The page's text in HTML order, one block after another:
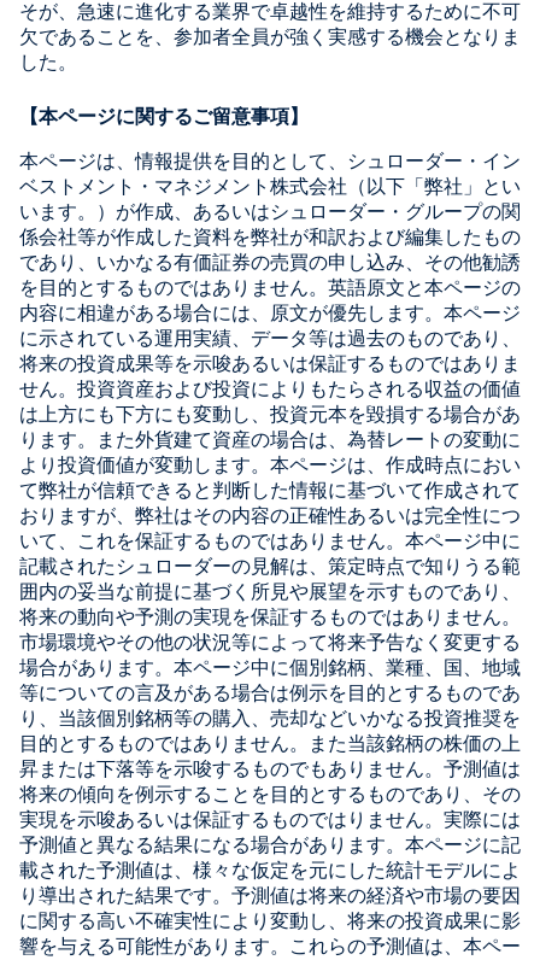
そが、急速に進化する業界で卓越性を維持するために不可
欠であることを、参加者全員が強く実感する機会となりま
した。
【本ページに関するご留意事項】
本ページは、情報提供を目的として、シュローダー・イン
ベストメント・マネジメント株式会社（以下「弊社」とい
います。）が作成、あるいはシュローダー・グループの関
係会社等が作成した資料を弊社が和訳および編集したもの
であり、いかなる有価証券の売買の申し込み、その他勧誘
を目的とするものではありません。英語原文と本ページの
内容に相違がある場合には、原文が優先します。本ページ
に示されている運用実績、データ等は過去のものであり、
将来の投資成果等を示唆あるいは保証するものではありま
せん。投資資産および投資によりもたらされる収益の価値
は上方にも下方にも変動し、投資元本を毀損する場合があ
ります。また外貨建て資産の場合は、為替レートの変動に
より投資価値が変動します。本ページは、作成時点におい
て弊社が信頼できると判断した情報に基づいて作成されて
おりますが、弊社はその内容の正確性あるいは完全性につ
いて、これを保証するものではありません。本ページ中に
記載されたシュローダーの見解は、策定時点で知りうる範
囲内の妥当な前提に基づく所見や展望を示すものであり、
将来の動向や予測の実現を保証するものではありません。
市場環境やその他の状況等によって将来予告なく変更する
場合があります。本ページ中に個別銘柄、業種、国、地域
等についての言及がある場合は例示を目的とするものであ
り、当該個別銘柄等の購入、売却などいかなる投資推奨を
目的とするものではありません。また当該銘柄の株価の上
昇または下落等を示唆するものでもありません。予測値は
将来の傾向を例示することを目的とするものであり、その
実現を示唆あるいは保証するものではりません。実際には
予測値と異なる結果になる場合があります。本ページに記
載された予測値は、様々な仮定を元にした統計モデルによ
り導出された結果です。予測値は将来の経済や市場の要因
に関する高い不確実性により変動し、将来の投資成果に影
響を与える可能性があります。これらの予測値は、本ペー